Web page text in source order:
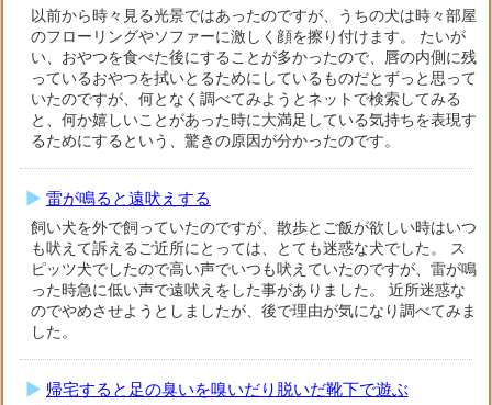
以前から時々見る光景ではあったのですが、うちの犬は時々部屋
のフローリングやソファーに激しく顔を擦り付けます。 たいが
い、おやつを食べた後にすることが多かったので、唇の内側に残
っているおやつを拭いとるためにしているものだとずっと思って
いたのですが、何となく調べてみようとネットで検索してみる
と、何か嬉しいことがあった時に大満足している気持ちを表現す
るためにするという、驚きの原因が分かったのです。
雷が鳴ると遠吠えする
飼い犬を外で飼っていたのですが、散歩とご飯が欲しい時はいつ
も吠えて訴えるご近所にとっては、とても迷惑な犬でした。 ス
ピッツ犬でしたので高い声でいつも吠えていたのですが、雷が鳴
った時急に低い声で遠吠えをした事がありました。 近所迷惑な
のでやめさせようとしましたが、後で理由が気になり調べてみま
した。
帰宅すると足の臭いを嗅いだり脱いだ靴下で遊ぶ